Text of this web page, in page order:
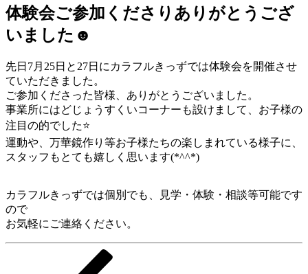
日:
体験会ご参加くださりありがとうござ
いました☻
先日7月25日と27日にカラフルきっずでは体験会を開催させ
ていただきました。
ご参加くださった皆様、ありがとうございました。
事業所にはどじょうすくいコーナーも設けまして、お子様の
注目の的でした⭐
運動や、万華鏡作り等お子様たちの楽しまれている様子に、
スタッフもとても嬉しく思います(*^^*)
カラフルきっずでは個別でも、見学・体験・相談等可能です
ので
お気軽にご連絡ください。